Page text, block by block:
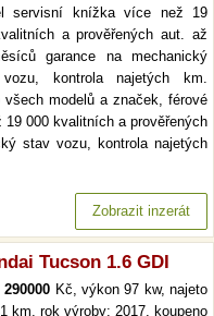
servisní knížka více než 19
a prověřených aut. až
garance na mechanický
kontrola najetých km.
modelů a značek, férové
000 kvalitních a prověřených
stav vozu, kontrola najetých
Zobrazit inzerát
Tucson 1.6 GDI
290000 Kč, výkon 97 kw, najeto
km, rok výroby: 2017, koupeno